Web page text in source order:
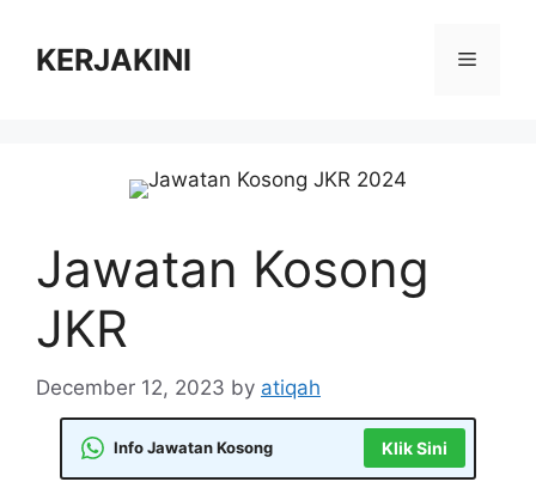
contentKERJAKINI Menu
Jawatan Kosong
JKR
December 12, 2023 by atiqah
Info Jawatan Kosong Klik Sini